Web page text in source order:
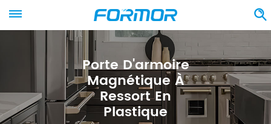
Porte D'armoire
Magnétique À
Ressort En
Plastique